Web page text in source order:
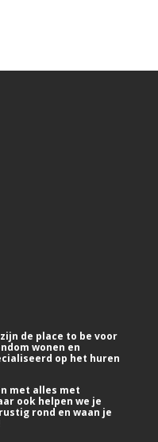
de place to be voor
wonen en
op het huren
met alles met
ook helpen we je
rond en waan je